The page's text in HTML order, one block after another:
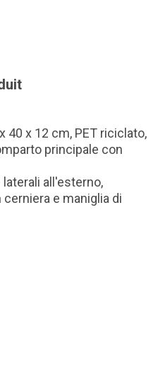
40 x 12 cm, PET riciclato,
principale con
all'esterno,
e maniglia di